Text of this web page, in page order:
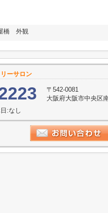
橋 外観
ーサロン
〒542-0081
大阪府大阪市中央区
:なし